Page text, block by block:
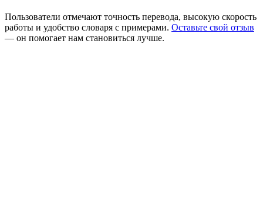
Пользователи отмечают точность перевода, высокую скорость
работы и удобство словаря с примерами. Оставьте свой отзыв
— он помогает нам становиться лучше.